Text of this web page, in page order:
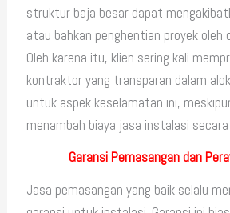
struktur baja besar dapat
atau bahkan penghentian proyek
Oleh karena itu, klien sering kali
kontraktor yang transparan dalam
untuk aspek keselamatan ini,
menambah biaya jasa instalasi
Garansi Pemasangan dan
Jasa pemasangan yang baik selalu